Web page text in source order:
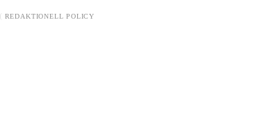
REDAKTIONELL POLICY